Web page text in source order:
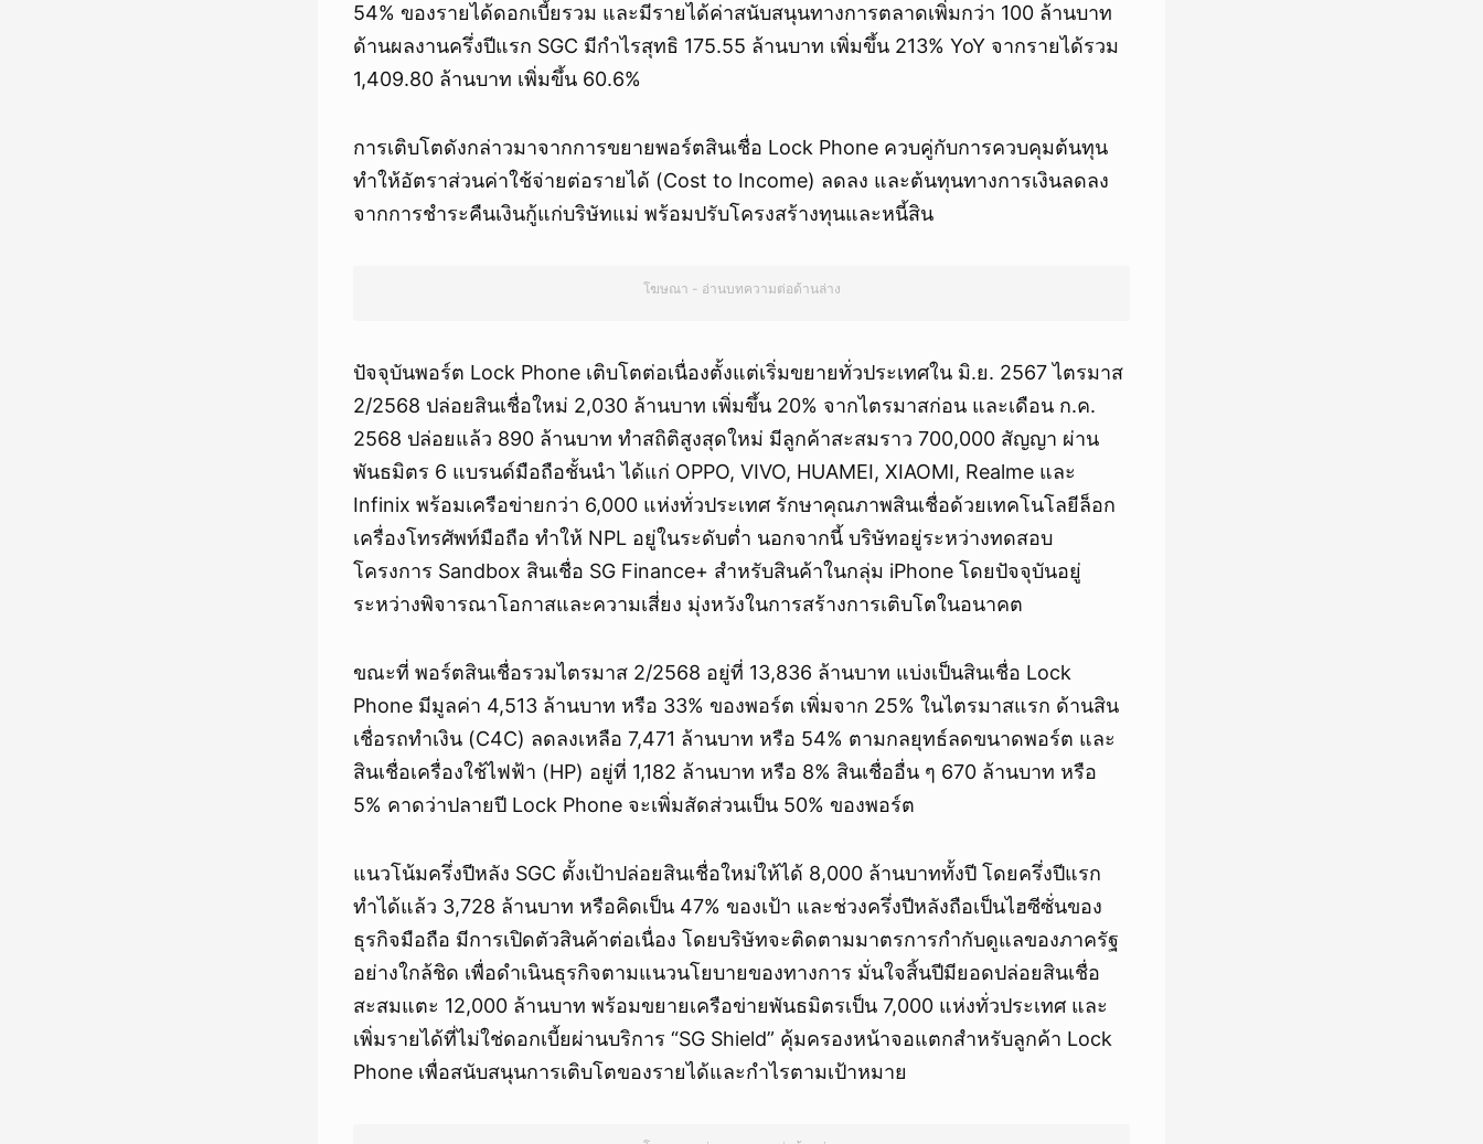
54% ของรายได้ดอกเบี้ยรวม และมีรายได้ค่าสนับสนุนทางการตลาดเพิ่มกว่า 100 ล้านบาท
ด้านผลงานครึ่งปีแรก SGC มีกำไรสุทธิ 175.55 ล้านบาท เพิ่มขึ้น 213% YoY จากรายได้รวม
1,409.80 ล้านบาท เพิ่มขึ้น 60.6%
การเติบโตดังกล่าวมาจากการขยายพอร์ตสินเชื่อ Lock Phone ควบคู่กับการควบคุมต้นทุน
ทำให้อัตราส่วนค่าใช้จ่ายต่อรายได้ (Cost to Income) ลดลง และต้นทุนทางการเงินลดลง
จากการชำระคืนเงินกู้แก่บริษัทแม่ พร้อมปรับโครงสร้างทุนและหนี้สิน
โฆษณา - อ่านบทความต่อด้านล่าง
ปัจจุบันพอร์ต Lock Phone เติบโตต่อเนื่องตั้งแต่เริ่มขยายทั่วประเทศใน มิ.ย. 2567 ไตรมาส
2/2568 ปล่อยสินเชื่อใหม่ 2,030 ล้านบาท เพิ่มขึ้น 20% จากไตรมาสก่อน และเดือน ก.ค.
2568 ปล่อยแล้ว 890 ล้านบาท ทำสถิติสูงสุดใหม่ มีลูกค้าสะสมราว 700,000 สัญญา ผ่าน
พันธมิตร 6 แบรนด์มือถือชั้นนำ ได้แก่ OPPO, VIVO, HUAMEI, XIAOMI, Realme และ
Infinix พร้อมเครือข่ายกว่า 6,000 แห่งทั่วประเทศ รักษาคุณภาพสินเชื่อด้วยเทคโนโลยีล็อก
เครื่องโทรศัพท์มือถือ ทำให้ NPL อยู่ในระดับต่ำ นอกจากนี้ บริษัทอยู่ระหว่างทดสอบ
โครงการ Sandbox สินเชื่อ SG Finance+ สำหรับสินค้าในกลุ่ม iPhone โดยปัจจุบันอยู่
ระหว่างพิจารณาโอกาสและความเสี่ยง มุ่งหวังในการสร้างการเติบโตในอนาคต
ขณะที่ พอร์ตสินเชื่อรวมไตรมาส 2/2568 อยู่ที่ 13,836 ล้านบาท แบ่งเป็นสินเชื่อ Lock
Phone มีมูลค่า 4,513 ล้านบาท หรือ 33% ของพอร์ต เพิ่มจาก 25% ในไตรมาสแรก ด้านสิน
เชื่อรถทำเงิน (C4C) ลดลงเหลือ 7,471 ล้านบาท หรือ 54% ตามกลยุทธ์ลดขนาดพอร์ต และ
สินเชื่อเครื่องใช้ไฟฟ้า (HP) อยู่ที่ 1,182 ล้านบาท หรือ 8% สินเชื่ออื่น ๆ 670 ล้านบาท หรือ
5% คาดว่าปลายปี Lock Phone จะเพิ่มสัดส่วนเป็น 50% ของพอร์ต
แนวโน้มครึ่งปีหลัง SGC ตั้งเป้าปล่อยสินเชื่อใหม่ให้ได้ 8,000 ล้านบาททั้งปี โดยครึ่งปีแรก
ทำได้แล้ว 3,728 ล้านบาท หรือคิดเป็น 47% ของเป้า และช่วงครึ่งปีหลังถือเป็นไฮซีซั่นของ
ธุรกิจมือถือ มีการเปิดตัวสินค้าต่อเนื่อง โดยบริษัทจะติดตามมาตรการกำกับดูแลของภาครัฐ
อย่างใกล้ชิด เพื่อดำเนินธุรกิจตามแนวนโยบายของทางการ มั่นใจสิ้นปีมียอดปล่อยสินเชื่อ
สะสมแตะ 12,000 ล้านบาท พร้อมขยายเครือข่ายพันธมิตรเป็น 7,000 แห่งทั่วประเทศ และ
เพิ่มรายได้ที่ไม่ใช่ดอกเบี้ยผ่านบริการ “SG Shield” คุ้มครองหน้าจอแตกสำหรับลูกค้า Lock
Phone เพื่อสนับสนุนการเติบโตของรายได้และกำไรตามเป้าหมาย
ยกเลิก